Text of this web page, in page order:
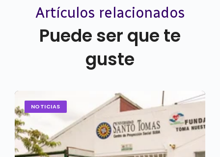
Artículos relacionados
Puede ser que te
guste
NOTICIAS